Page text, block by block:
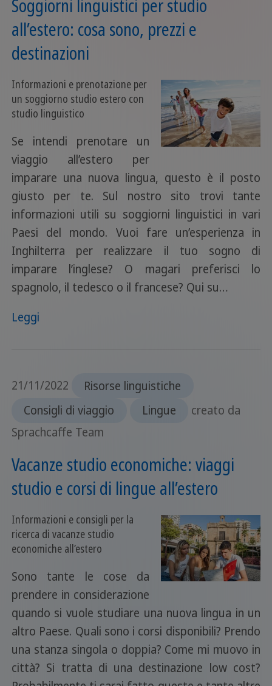
Soggiorni linguistici per studio
all’estero: cosa sono, prezzi e
destinazioni
Informazioni e prenotazione per
un soggiorno studio estero con
studio linguistico
Se intendi prenotare un
viaggio all’estero per
imparare una nuova lingua, questo è il posto
giusto per te. Sul nostro sito trovi tante
informazioni utili su soggiorni linguistici in vari
Paesi del mondo. Vuoi fare un’esperienza in
Inghilterra per realizzare il tuo sogno di
imparare l’inglese? O magari preferisci lo
spagnolo, il tedesco o il francese? Qui su…
Leggi
21/11/2022
Risorse linguistiche
Consigli di viaggio
Lingue
creato da
Sprachcaffe Team
Vacanze studio economiche: viaggi
studio e corsi di lingue all’estero
Informazioni e consigli per la
ricerca di vacanze studio
economiche all’estero
Sono tante le cose da
prendere in considerazione
quando si vuole studiare una nuova lingua in un
altro Paese. Quali sono i corsi disponibili? Prendo
una stanza singola o doppia? Come mi muovo in
città? Si tratta di una destinazione low cost?